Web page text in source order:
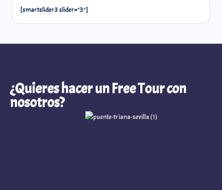
[smartslider3 slider="3"]
¿Quieres hacer un Free Tour con
nosotros?